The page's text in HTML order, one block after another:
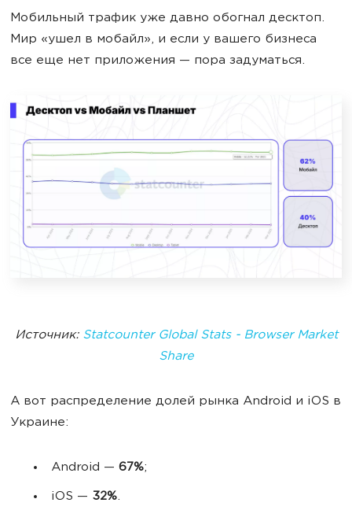
Мобильный трафик уже давно обогнал десктоп.
Мир «ушел в мобайл», и если у вашего бизнеса
все еще нет приложения — пора задуматься.
Источник: Statcounter Global Stats - Browser Market
Share
А вот распределение долей рынка Android и iOS в
Украине:
Android — 67%;
iOS — 32%.